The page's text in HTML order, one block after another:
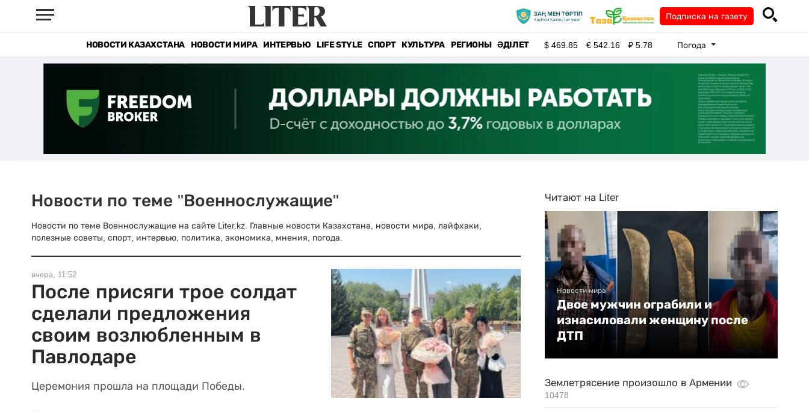
Подписка на газету
НОВОСТИ КАЗАХСТАНА НОВОСТИ МИРА ИНТЕРВЬЮ LIFE STYLE СПОРТ КУЛЬТУРА РЕГИОНЫ ӘДІЛЕТ $469.85 €542.16 ₽5.78 Погода
Новости по теме "Военнослужащие"
Новости по теме Военнослужащие на сайте Liter.kz. Главные новости Казахстана, новости мира, лайфхаки,
полезные советы, спорт, интервью, политика, экономика, мнения, погода.
вчера, 11:52
После присяги трое солдат
сделали предложения
своим возлюбленным в
Павлодаре
Церемония прошла на площади Победы.
Читают на Liter
Новости мира
Двое мужчин ограбили и
изнасиловали женщину после
ДТП
Землетрясение произошло в Армении
10478